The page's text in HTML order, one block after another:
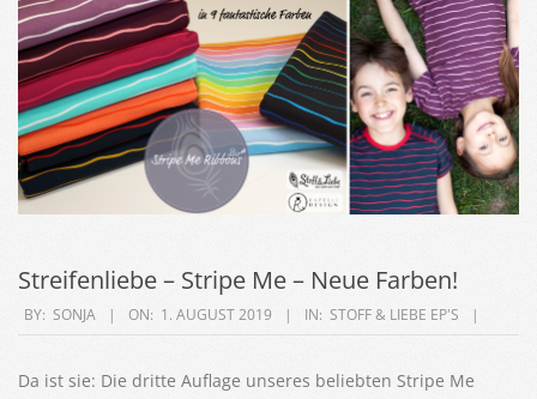
Streifenliebe – Stripe Me – Neue Farben!
2019-
01
BY: SONJA ON: 1. AUGUST 2019 IN: STOFF & LIEBE EP'S
Da ist sie: Die dritte Auflage unseres beliebten Stripe Me